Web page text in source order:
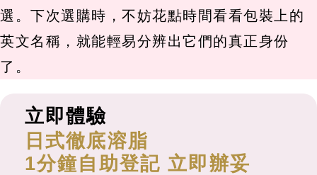
選。下次選購時，不妨花點時間看看包裝上的
英文名稱，就能輕易分辨出它們的真正身份
了。
立即體驗
日式徹底溶脂
1分鐘自助登記 立即辦妥